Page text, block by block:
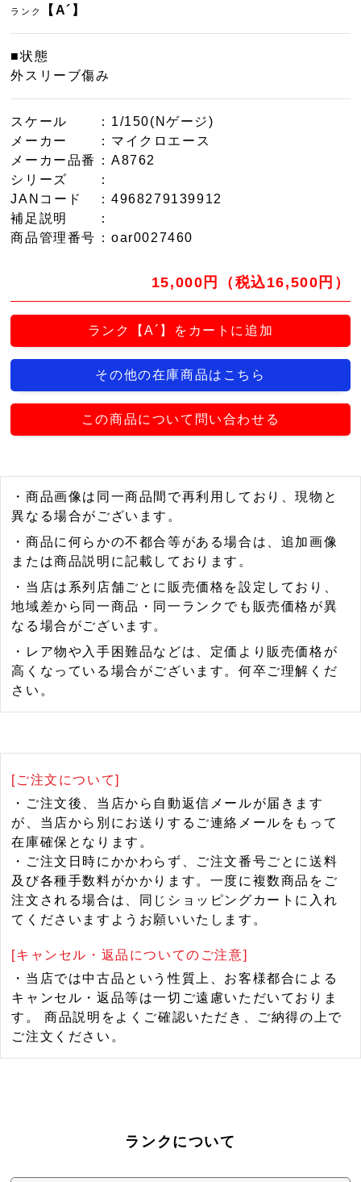
ランク 【A´】
■状態
外スリーブ傷み
スケール
：1/150(Nゲージ)
メーカー
：マイクロエース
メーカー品番
：A8762
シリーズ
：
JANコード
：4968279139912
補足説明
：
商品管理番号 ：oar0027460
15,000円（税込16,500円）
ランク【A´】をカートに追加
その他の在庫商品はこちら
この商品について問い合わせる
・商品画像は同一商品間で再利用しており、現物と
異なる場合がございます。
・商品に何らかの不都合等がある場合は、追加画像
または商品説明に記載しております。
・当店は系列店舗ごとに販売価格を設定しており、
地域差から同一商品・同一ランクでも販売価格が異
なる場合がございます。
・レア物や入手困難品などは、定価より販売価格が
高くなっている場合がございます。何卒ご理解くだ
さい。
[ご注文について]
・ご注文後、当店から自動返信メールが届きます
が、当店から別にお送りするご連絡メールをもって
在庫確保となります。
・ご注文日時にかかわらず、ご注文番号ごとに送料
及び各種手数料がかかります。一度に複数商品をご
注文される場合は、同じショッピングカートに入れ
てくださいますようお願いいたします。
[キャンセル・返品についてのご注意]
・当店では中古品という性質上、お客様都合による
キャンセル・返品等は一切ご遠慮いただいておりま
す。 商品説明をよくご確認いただき、ご納得の上で
ご注文ください。
ランクについて